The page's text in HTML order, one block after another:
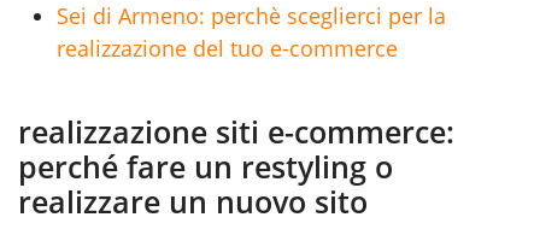
Sei di Armeno: perchè sceglierci per la
realizzazione del tuo e-commerce
realizzazione siti e-commerce:
perché fare un restyling o
realizzare un nuovo sito